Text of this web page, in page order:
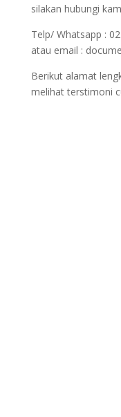
silakan hubungi
Telp/ Whatsapp :
atau email :
Berikut alamat
melihat terstimoni